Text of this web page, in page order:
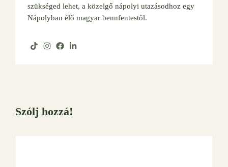
szükséged lehet, a közelgő nápolyi utazásodhoz egy
Nápolyban élő magyar bennfentestől.
Szólj hozzá!